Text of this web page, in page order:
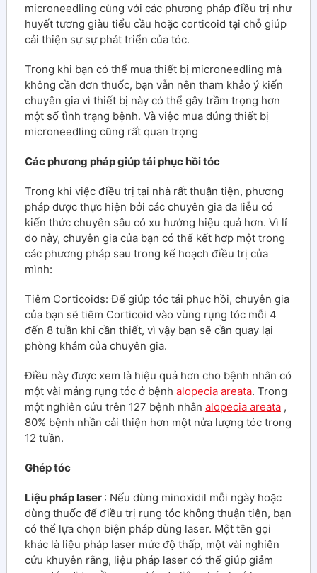
microneedling cùng với các phương pháp điều trị như
huyết tương giàu tiểu cầu hoặc corticoid tại chỗ giúp
cải thiện sự sự phát triển của tóc.
Trong khi bạn có thể mua thiết bị microneedling mà
không cần đơn thuốc, bạn vẫn nên tham khảo ý kiến
chuyên gia vì thiết bị này có thể gây trầm trọng hơn
một số tình trạng bệnh. Và việc mua đúng thiết bị
microneedling cũng rất quan trọng
Các phương pháp giúp tái phục hồi tóc
Trong khi việc điều trị tại nhà rất thuận tiện, phương
pháp được thực hiện bởi các chuyên gia da liễu có
kiến thức chuyên sâu có xu hướng hiệu quả hơn. Vì lí
do này, chuyên gia của bạn có thể kết hợp một trong
các phương pháp sau trong kế hoạch điều trị của
mình:
Tiêm Corticoids: Để giúp tóc tái phục hồi, chuyên gia
của bạn sẽ tiêm Corticoid vào vùng rụng tóc mỗi 4
đến 8 tuần khi cần thiết, vì vậy bạn sẽ cần quay lại
phòng khám của chuyên gia.
Điều này được xem là hiệu quả hơn cho bệnh nhân có
một vài mảng rụng tóc ở bệnh alopecia areata. Trong
một nghiên cứu trên 127 bệnh nhân alopecia areata,
80% bệnh nhần cải thiện hơn một nửa lượng tóc trong
12 tuần.
Ghép tóc
Liệu pháp laser : Nếu dùng minoxidil mỗi ngày hoặc
dùng thuốc để điều trị rụng tóc không thuận tiện, bạn
có thể lựa chọn biện pháp dùng laser. Một tên gọi
khác là liệu pháp laser mức độ thấp, một vài nghiên
cứu khuyên rằng, liệu pháp laser có thể giúp giảm